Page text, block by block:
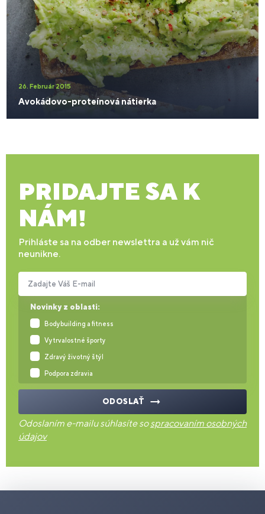
26. Február 2015
Avokádovo-proteínová nátierka
PRIDAJTE SA K
NÁM!
Prihláste sa na odber newslettra a už vám nič
neunikne.
Novinky z oblasti:
Bodybuilding a fitness
Vytrvalostné športy
Zdravý životný štýl
Podpora zdravia
Zadajte Váš E-mail
ODOSLAŤ
Odoslaním e-mailu súhlasíte sospracovaním osobných
údajov